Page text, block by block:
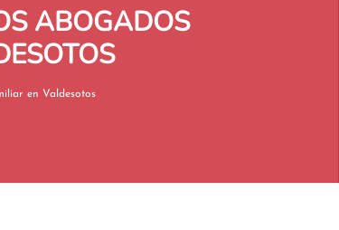
ABOGADOS
Reagrupación Familiar en Valdesotos